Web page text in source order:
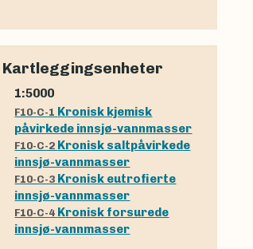
Kartleggingsenheter
1:5000
F10-C-1 Kronisk kjemisk
påvirkede innsjø-vannmasser
F10-C-2 Kronisk saltpåvirkede
innsjø-vannmasser
F10-C-3 Kronisk eutrofierte
innsjø-vannmasser
F10-C-4 Kronisk forsurede
innsjø-vannmasser